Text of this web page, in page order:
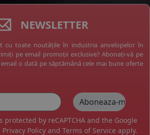
NEWSLETTER
cu toate noutățile în industria anvelopelor în
pe email promoții exclusive? Abonați-vă pe
o dată pe săptămână cele mai bune oferte
protected by reCAPTCHA and the Google
Privacy Policy and Terms of Service apply.